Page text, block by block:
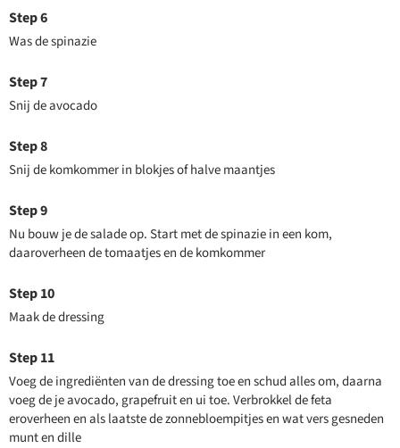
Was de spinazie
Snij de avocado
Snij de komkommer in blokjes of halve maantjes
Nu bouw je de salade op. Start met de spinazie in een kom,
daaroverheen de tomaatjes en de komkommer
Maak de dressing
Voeg de ingrediënten van de dressing toe en schud alles om, daarna
voeg de je avocado, grapefruit en ui toe. Verbrokkel de feta
eroverheen en als laatste de zonnebloempitjes en wat vers gesneden
munt en dille